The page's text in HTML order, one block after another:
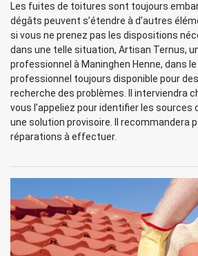
Les fuites de toitures sont toujours
dégâts peuvent s’étendre à d’autres
si vous ne prenez pas les dispositions
dans une telle situation, Artisan Ternus,
professionnel à Maninghen Henne, dans
professionnel toujours disponible pour
recherche des problèmes. Il interviendra
vous l’appeliez pour identifier les
une solution provisoire. Il recommandera
réparations à effectuer.